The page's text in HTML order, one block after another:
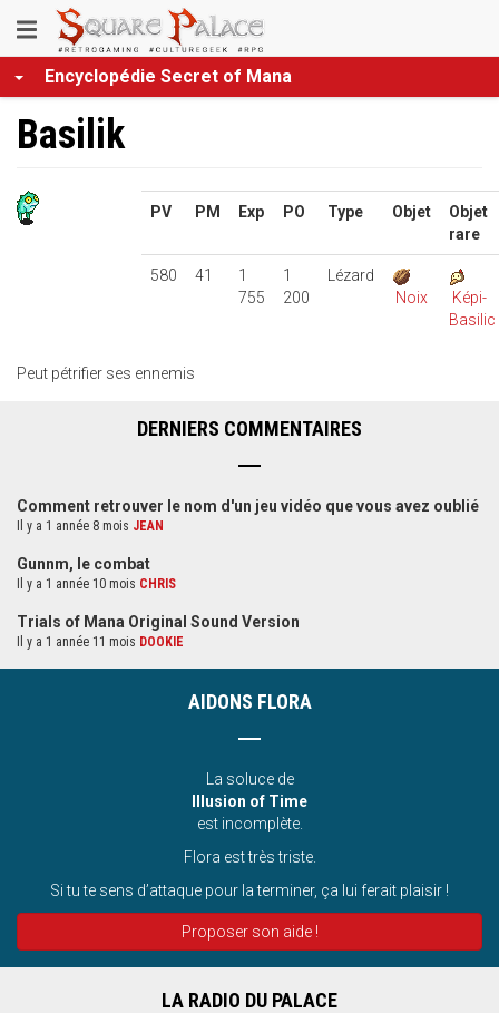
au
contenu
principal
Toggle
navigation
Encyclopédie Secret of Mana
Basilik
PV PM Exp PO Type Objet
Objet
rare
580 41
1
755
1
200
Lézard
Noix
Képi-
Basilic
Peut pétrifier ses ennemis
DERNIERS COMMENTAIRES
Comment retrouver le nom d'un jeu vidéo que vous avez oublié
Il y a 1 année 8 mois JEAN
Gunnm, le combat
Il y a 1 année 10 mois CHRIS
Trials of Mana Original Sound Version
Il y a 1 année 11 mois DOOKIE
AIDONS FLORA
La soluce de
Illusion of Time
est incomplète.
Flora est très triste.
Si tu te sens d’attaque pour la terminer, ça lui ferait plaisir !
Proposer son aide !
LA RADIO DU PALACE